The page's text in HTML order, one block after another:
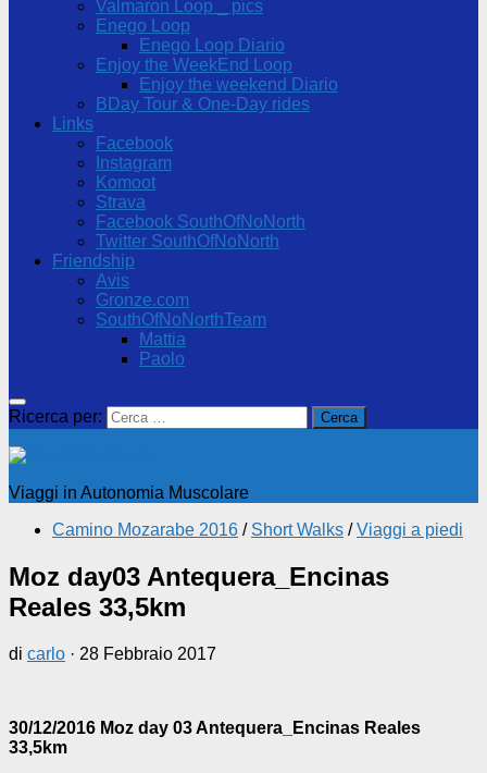
Valmaron Loop _ pics
Enego Loop
Enego Loop Diario
Enjoy the WeekEnd Loop
Enjoy the weekend Diario
BDay Tour & One-Day rides
Links
Facebook
Instagram
Komoot
Strava
Facebook SouthOfNoNorth
Twitter SouthOfNoNorth
Friendship
Avis
Gronze.com
SouthOfNoNorthTeam
Mattia
Paolo
Ricerca per:
Viaggi in Autonomia Muscolare
Camino Mozarabe 2016 / Short Walks / Viaggi a piedi
Moz day03 Antequera_Encinas
Reales 33,5km
di carlo · 28 Febbraio 2017
30/12/2016 Moz day 03 Antequera_Encinas Reales
33,5km